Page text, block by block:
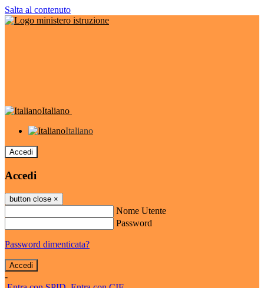
Salta al contenuto
Italiano
Italiano
Accedi
Accedi
button close ×
Nome Utente
Password
Password dimenticata?
-